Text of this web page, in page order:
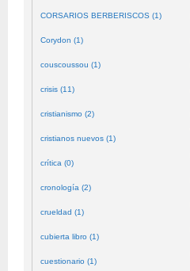
CORSARIOS BERBERISCOS (1)
Corydon (1)
couscoussou (1)
crisis (11)
cristianismo (2)
cristianos nuevos (1)
crítica (0)
cronología (2)
crueldad (1)
cubierta libro (1)
cuestionario (1)